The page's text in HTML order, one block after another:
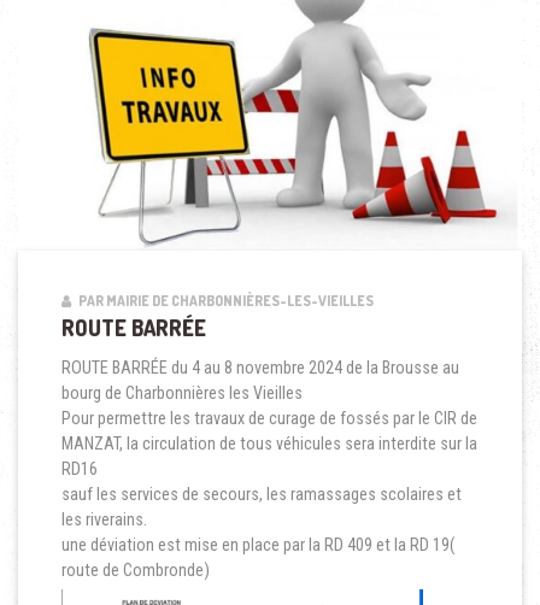
PAR MAIRIE DE CHARBONNIÈRES-LES-VIEILLES
ROUTE BARRÉE
ROUTE BARRÉE du 4 au 8 novembre 2024 de la Brousse au
bourg de Charbonnières les Vieilles
Pour permettre les travaux de curage de fossés par le CIR de
MANZAT, la circulation de tous véhicules sera interdite sur la
RD16
sauf les services de secours, les ramassages scolaires et
les riverains.
une déviation est mise en place par la RD 409 et la RD 19(
route de Combronde)